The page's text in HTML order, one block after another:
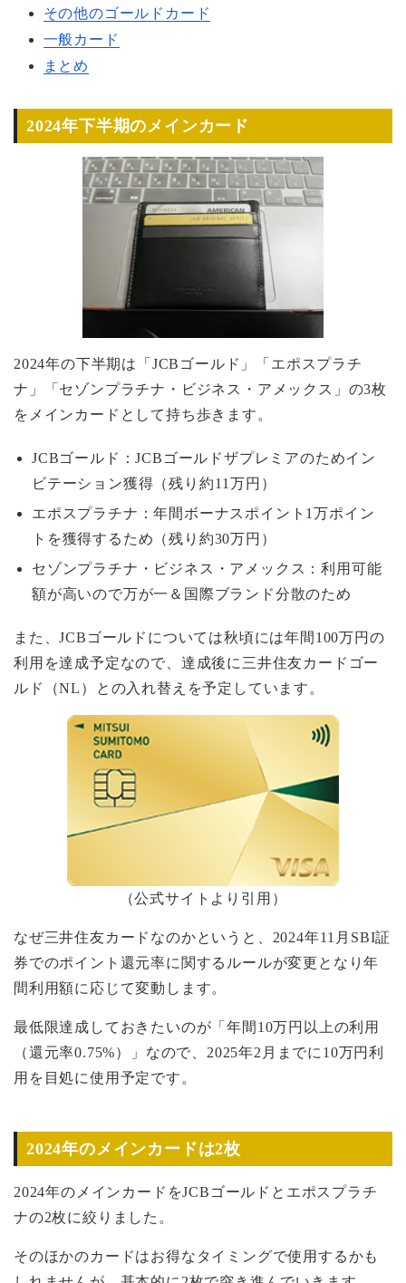
その他のゴールドカード
一般カード
まとめ
2024年下半期のメインカード
2024年の下半期は「JCBゴールド」「エポスプラチ
ナ」「セゾンプラチナ・ビジネス・アメックス」の3枚
をメインカードとして持ち歩きます。
JCBゴールド：JCBゴールドザプレミアのためイン
ビテーション獲得（残り約11万円）
エポスプラチナ：年間ボーナスポイント1万ポイン
トを獲得するため（残り約30万円）
セゾンプラチナ・ビジネス・アメックス：利用可能
額が高いので万が一＆国際ブランド分散のため
また、JCBゴールドについては秋頃には年間100万円の
利用を達成予定なので、達成後に三井住友カードゴー
ルド（NL）との入れ替えを予定しています。
（公式サイトより引用）
なぜ三井住友カードなのかというと、2024年11月SBI証
券でのポイント還元率に関するルールが変更となり年
間利用額に応じて変動します。
最低限達成しておきたいのが「年間10万円以上の利用
（還元率0.75%）」なので、2025年2月までに10万円利
用を目処に使用予定です。
2024年のメインカードは2枚
2024年のメインカードをJCBゴールドとエポスプラチ
ナの2枚に絞りました。
そのほかのカードはお得なタイミングで使用するかも